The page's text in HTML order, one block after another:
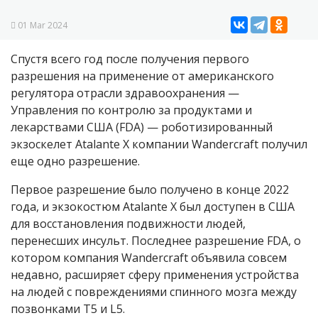
01 Mar 2024
Спустя всего год после получения первого
разрешения на применение от американского
регулятора отрасли здравоохранения —
Управления по контролю за продуктами и
лекарствами США (FDA) — роботизированный
экзоскелет Atalante X компании Wandercraft получил
еще одно разрешение.
Первое разрешение было получено в конце 2022
года, и экзокостюм Atalante X был доступен в США
для восстановления подвижности людей,
перенесших инсульт. Последнее разрешение FDA, о
котором компания Wandercraft объявила совсем
недавно, расширяет сферу применения устройства
на людей с повреждениями спинного мозга между
позвонками T5 и L5.